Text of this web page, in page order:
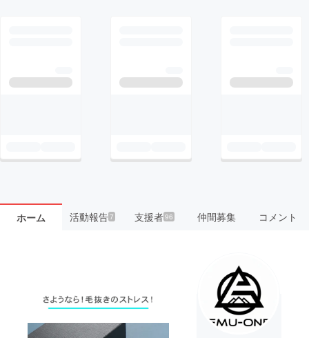
ホーム 活動報告7 支援者96 仲間募集 コメント